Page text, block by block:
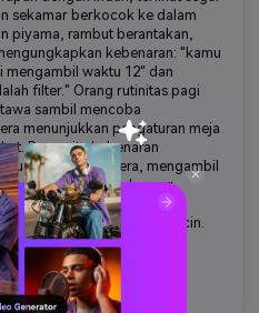
sekamar berkocok ke dalam
piyama, rambut berantakan,
kebenaran: "kamu
mengambil waktu 12" dan
filter." Orang rutinitas pagi
sambil mencoba
menunjukkan pengaturan meja
Pencerita kebenaran
luar bingkai kamera, mengambil
(sesuatu yang kurang
instagram vs
dengan lampu cincin.
dikaitkan dengan